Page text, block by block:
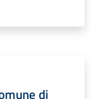
di